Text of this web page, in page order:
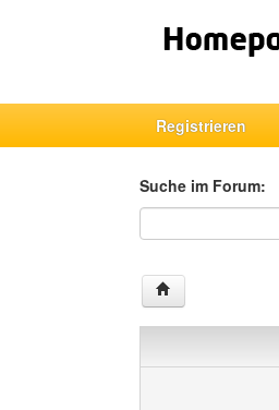
Registrieren
Suche im Forum:
Suche im Forum